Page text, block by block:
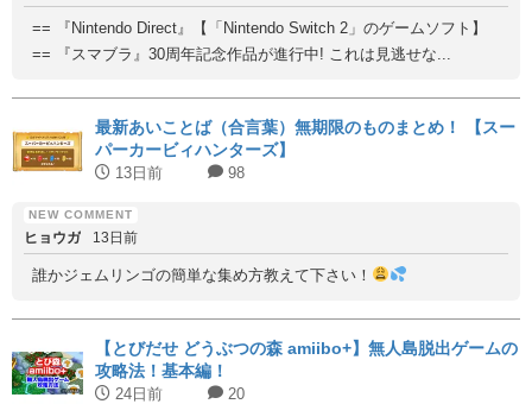
== 『Nintendo Direct』【「Nintendo Switch 2」のゲームソフト】
== 『スマブラ』30周年記念作品が進行中! これは見逃せな...
最新あいことば（合言葉）無期限のものまとめ！ 【スー
パーカービィハンターズ】
13日前 98
ヒョウガ 13日前
誰かジェムリンゴの簡単な集め方教えて下さい！
【とびだせ どうぶつの森 amiibo+】無人島脱出ゲームの
攻略法！基本編！
24日前 20